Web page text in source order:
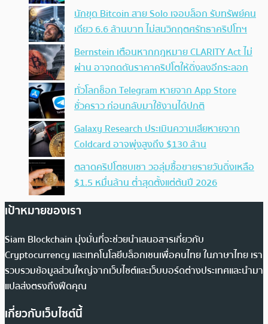
นักขุด Bitcoin สาย Solo เจอบล็อก รับทรัพย์คน
เดียว 6.6 ล้านบาท ไม่สนวิกฤตศรัทธาคริปโทฯ
Bernstein เตือนหากกฎหมาย CLARITY Act ไม่
ผ่าน อาจกดดันราคาคริปโตให้ดิ่งลงอีกระลอก
ทั่วโลกช็อก Telegram หายจาก App Store
ชั่วคราว ก่อนกลับมาใช้งานได้ปกติ
Galaxy Research ประเมินความเสียหายจาก
Coldcard อาจพุ่งสูงถึง $130 ล้าน
ตลาดคริปโตซบเซา วอลุ่มซื้อขายรายวันดิ่งเหลือ
$1.5 หมื่นล้าน ต่ำสุดตั้งแต่ต้นปี 2026
เป้าหมายของเรา
Siam Blockchain มุ่งมั่นที่จะช่วยนำเสนอสารเกี่ยวกับ
Cryptocurrency และเทคโนโลยีบล็อกเชนเพื่อคนไทย ในภาษาไทย เรา
รวบรวมข้อมูลส่วนใหญ่จากเว็บไซต์และเว็บบอร์ดต่างประเทศและนำมา
แปลส่งตรงถึงฟีดคุณ
เกี่ยวกับเว็บไซต์นี้